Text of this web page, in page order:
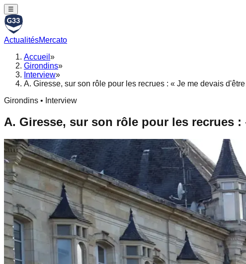
☰
ActualitésMercato
Accueil »
Girondins»
Interview»
A. Giresse, sur son rôle pour les recrues : « Je me devais
Girondins • Interview
A. Giresse, sur son rôle pour les recrues